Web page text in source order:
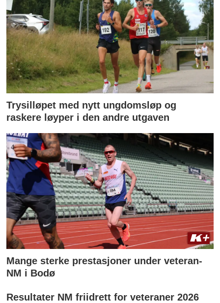
Trysilløpet med nytt ungdomsløp og
raskere løyper i den andre utgaven
Mange sterke prestasjoner under veteran-
NM i Bodø
Resultater NM friidrett for veteraner 2026